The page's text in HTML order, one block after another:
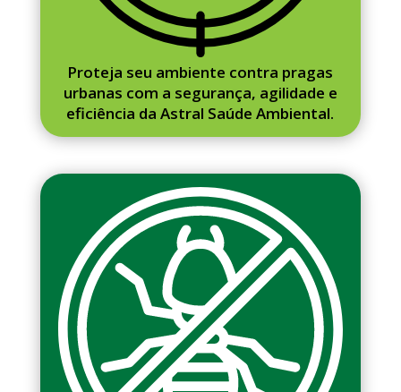
Proteja seu ambiente contra pragas
urbanas com a segurança, agilidade e
eficiência da Astral Saúde Ambiental.